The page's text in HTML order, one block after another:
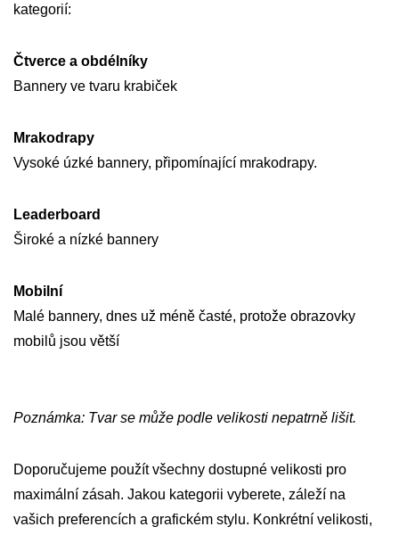
kategorií:
Čtverce a obdélníky
Bannery ve tvaru krabiček
Mrakodrapy
Vysoké úzké bannery, připomínající mrakodrapy.
Leaderboard
Široké a nízké bannery
Mobilní
Malé bannery, dnes už méně časté, protože obrazovky
mobilů jsou větší
Poznámka: Tvar se může podle velikosti nepatrně lišit.
Doporučujeme použít všechny dostupné velikosti pro
maximální zásah. Jakou kategorii vyberete, záleží na
vašich preferencích a grafickém stylu. Konkrétní velikosti,